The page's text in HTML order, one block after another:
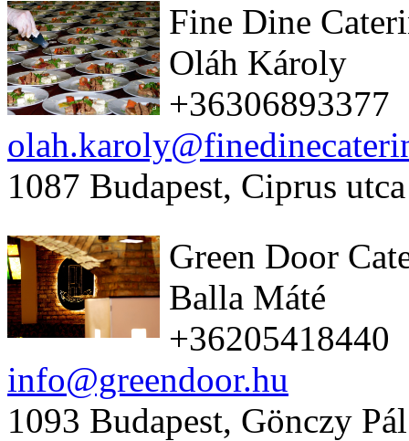
Fine Dine
Oláh Károly
+36306893377
1087 Budapest, Ciprus
Green Door
Balla Máté
+36205418440
info@greendoor.hu
1093 Budapest, Gönczy